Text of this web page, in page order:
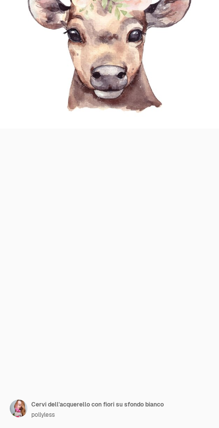
Cervi dell'acquerello con fiori su sfondo bianco
pollyless